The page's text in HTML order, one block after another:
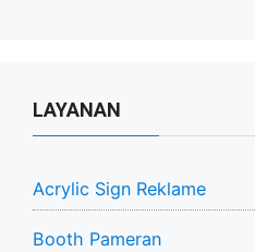
LAYANAN
Acrylic Sign Reklame
Booth Pameran